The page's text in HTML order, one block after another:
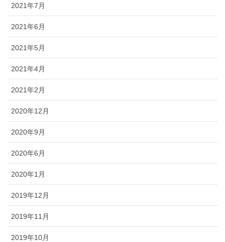
2021年7月
2021年6月
2021年5月
2021年4月
2021年2月
2020年12月
2020年9月
2020年6月
2020年1月
2019年12月
2019年11月
2019年10月